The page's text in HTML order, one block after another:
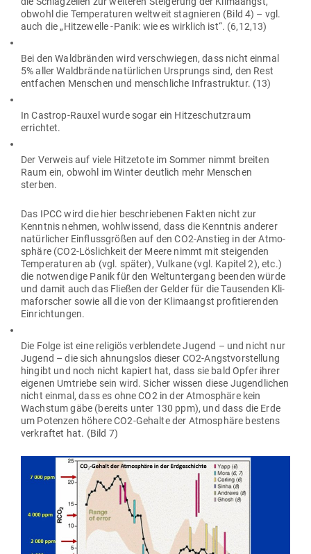
obwohl die Tem­pe­ra­turen weltweit sta­gnieren (Bild 4) – vgl.
auch die „Hit­ze­welle ‑Panik: wie es wirklich ist“. (6,12,13)
Bei den Wald­bränden wird ver­schwiegen, dass nicht einmal
5% aller Wald­brände natür­lichen Ursprungs sind, den Rest
ent­fachen Men­schen und mensch­liche Infra­struktur. (13)
In Castrop-Rauxel wurde sogar ein Hit­ze­schutzraum
errichtet.
Der Verweis auf viele Hit­zetote im Sommer nimmt breiten
Raum ein, obwohl im Winter deutlich mehr Men­schen
sterben.
Das IPCC wird die hier beschrie­benen Fakten nicht zur
Kenntnis nehmen, wohl­wissend, dass die Kenntnis anderer
natür­licher Ein­fluss­größen auf den CO2-Anstieg in der Atmo­
sphäre (CO2-Lös­lichkeit der Meere nimmt mit stei­genden
Tem­pe­ra­turen ab (vgl. später), Vulkane (vgl. Kapitel 2), etc.)
die not­wendige Panik für den Welt­un­tergang beenden würde
und damit auch das Fließen der Gelder für die Tau­senden Kli­
ma­for­scher sowie all die von der Kli­ma­angst pro­fi­tie­renden
Einrichtungen.
Die Folge ist eine religiös ver­blendete Jugend – und nicht nur
Jugend – die sich ahnungslos dieser CO2-Angst­vor­stellung
hingibt und noch nicht kapiert hat, dass sie bald Opfer ihrer
eigenen Umtriebe sein wird. Sicher wissen diese Jugend­lichen
nicht einmal, dass es ohne CO2 in der Atmo­sphäre kein
Wachstum gäbe (bereits unter 130 ppm), und dass die Erde
um Potenzen höhere CO2-Gehalte der Atmo­sphäre bestens
ver­kraftet hat. (Bild 7)